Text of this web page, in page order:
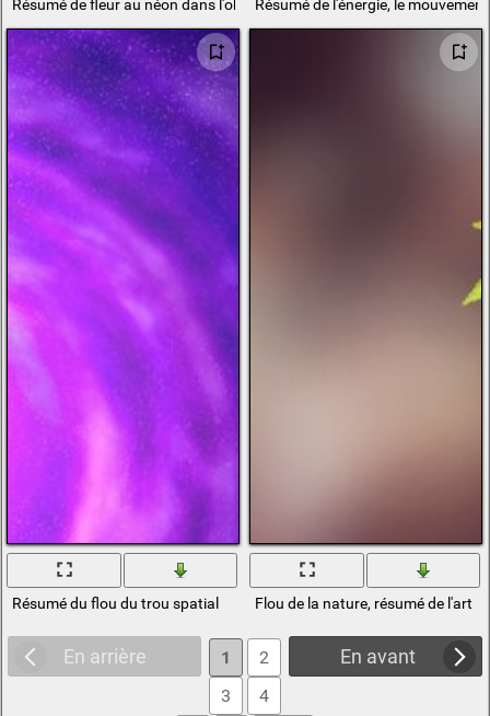
Résumé de fleur au néon dans l'obscuritéRésumé de l'énergie, le
Résumé du flou du trou spatial Flou de la nature, résumé de l'art
En arrière En avant
1
2
3
4